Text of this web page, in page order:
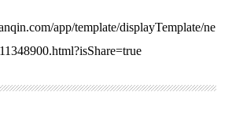
app/template/displayTemplate/ne